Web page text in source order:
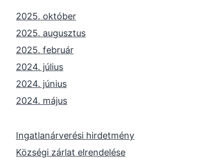
2025. október
2025. augusztus
2025. február
2024. július
2024. június
2024. május
2023. november
2023. október
Ingatlanárverési hirdetmény
Községi zárlat elrendelése